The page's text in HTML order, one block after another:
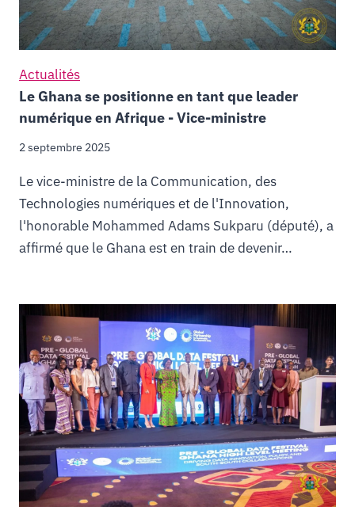
Actualités
Le Ghana se positionne en tant que leader
numérique en Afrique - Vice-ministre
2 septembre 2025
Le vice-ministre de la Communication, des
Technologies numériques et de l'Innovation,
l'honorable Mohammed Adams Sukparu (député), a
affirmé que le Ghana est en train de devenir…